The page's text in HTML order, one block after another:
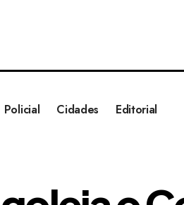
Policial Cidades Editorial